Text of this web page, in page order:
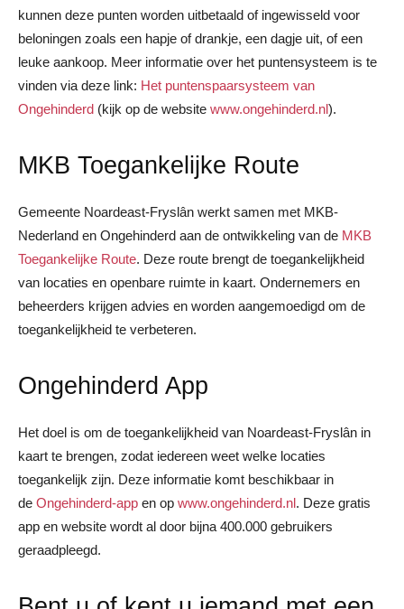
kunnen deze punten worden uitbetaald of ingewisseld voor
beloningen zoals een hapje of drankje, een dagje uit, of een
leuke aankoop. Meer informatie over het puntensysteem is te
vinden via deze link: Het puntenspaarsysteem van
Ongehinderd (kijk op de website www.ongehinderd.nl).
MKB Toegankelijke Route
Gemeente Noardeast-Fryslân werkt samen met MKB-
Nederland en Ongehinderd aan de ontwikkeling van de MKB
Toegankelijke Route. Deze route brengt de toegankelijkheid
van locaties en openbare ruimte in kaart. Ondernemers en
beheerders krijgen advies en worden aangemoedigd om de
toegankelijkheid te verbeteren.
Ongehinderd App
Het doel is om de toegankelijkheid van Noardeast-Fryslân in
kaart te brengen, zodat iedereen weet welke locaties
toegankelijk zijn. Deze informatie komt beschikbaar in
de Ongehinderd-app en op www.ongehinderd.nl. Deze gratis
app en website wordt al door bijna 400.000 gebruikers
geraadpleegd.